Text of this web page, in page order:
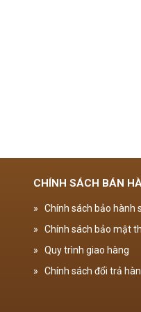
CHÍNH SÁCH BÁN
»
Chính sách bảo hành
»
Chính sách bảo mật
»
Quy trình giao hàng
»
Chính sách đổi trả